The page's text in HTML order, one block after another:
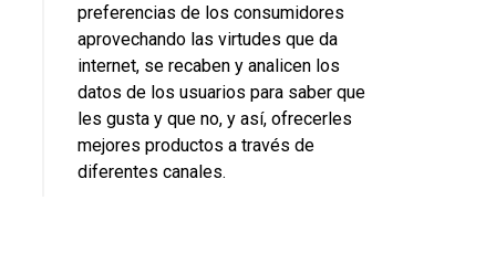
preferencias de los consumidores
aprovechando las virtudes que da
internet, se recaben y analicen los
datos de los usuarios para saber que
les gusta y que no, y así, ofrecerles
mejores productos a través de
diferentes canales.